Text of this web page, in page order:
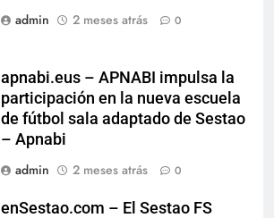
admin
2 meses atrás 0
apnabi.eus – APNABI impulsa la
participación en la nueva escuela
de fútbol sala adaptado de Sestao
– Apnabi
admin
2 meses atrás 0
enSestao.com – El Sestao FS